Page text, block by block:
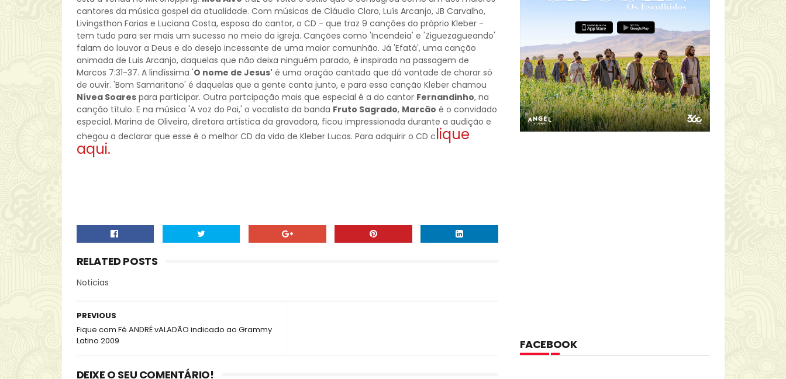
cantores da música gospel da atualidade. Com músicas de Cláudio Claro, Luís Arcanjo, JB Carvalho,
Livingsthon Farias e Luciana Costa, esposa do cantor, o CD - que traz 9 canções do próprio Kleber -
tem tudo para ser mais um sucesso no meio da igreja. Canções como 'Incendeia' e 'Ziguezagueando'
falam do louvor a Deus e do desejo incessante de uma maior comunhão. Já 'Efatá', uma canção
animada de Luis Arcanjo, daquelas que não deixa ninguém parado, é inspirada na passagem de
Marcos 7:31-37. A lindíssima 'O nome de Jesus' é uma oração cantada que dá vontade de chorar só
de ouvir. 'Bom Samaritano' é daquelas que a gente canta junto, e para essa canção Kleber chamou
Nívea Soarespara participar. Outra partcipação mais que especial é a do cantor Fernandinho, na
canção título. E na música 'A voz do Pai,' o vocalista da banda Fruto Sagrado, Marcão é o convidado
especial. Marina de Oliveira, diretora artística da gravadora, ficou impressionada durante a audição e
chegou a declarar que esse é o melhor CD da vida de Kleber Lucas. Para adquirir o CD clique
aqui.
RELATED POSTS
Noticias
PREVIOUS
Fique com Fé ANDRÉ vALADÃO indicado ao Grammy
Latino 2009
DEIXE O SEU COMENTÁRIO!
FACEBOOK